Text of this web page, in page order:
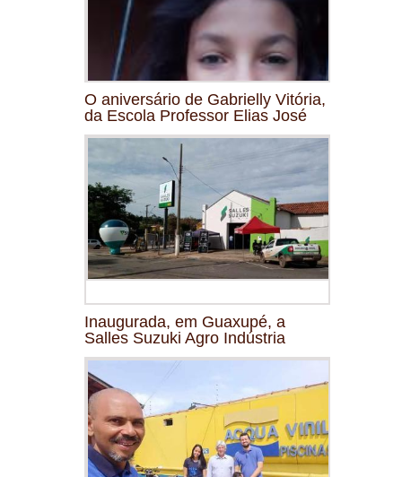
O aniversário de Gabrielly Vitória,
da Escola Professor Elias José
Inaugurada, em Guaxupé, a
Salles Suzuki Agro Indústria